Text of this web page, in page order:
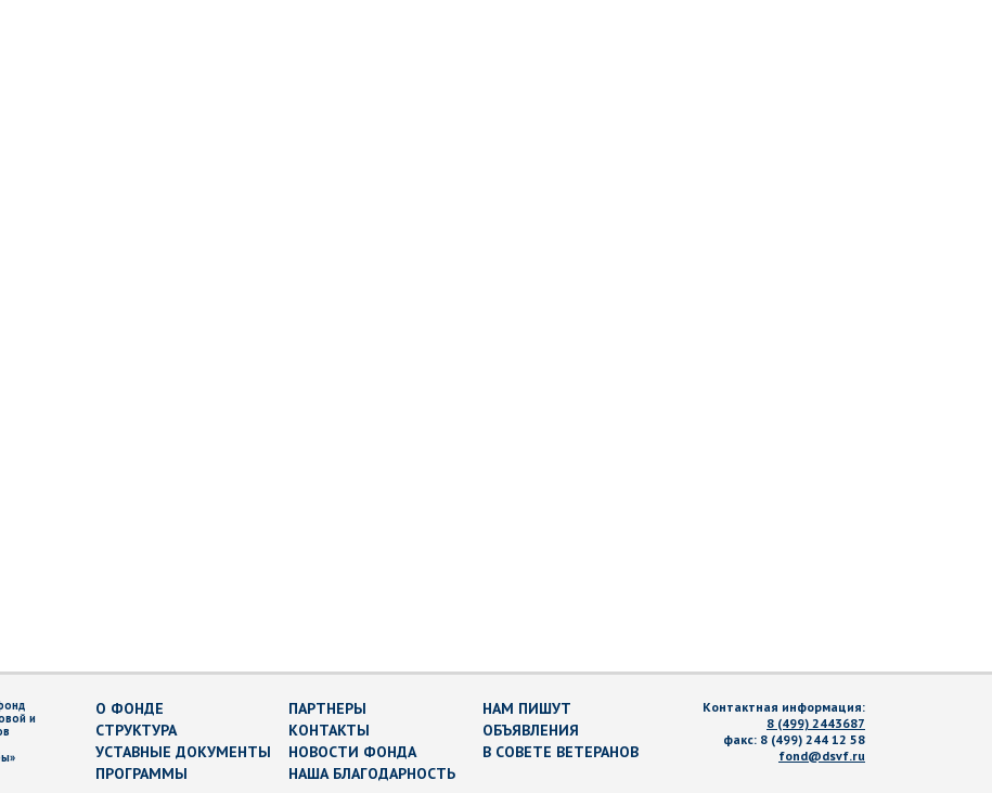
и
О ФОНДЕ
СТРУКТУРА
УСТАВНЫЕ ДОКУМЕНТЫ
ПРОГРАММЫ
ПАРТНЕРЫ
КОНТАКТЫ
НОВОСТИ ФОНДА
НАША БЛАГОДАРНОСТЬ
НАМ ПИШУТ
ОБЪЯВЛЕНИЯ
В СОВЕТЕ ВЕТЕРАНОВ
Контактная информация:
8 (499) 2443687
факс: 8 (499) 244 12 58
fond@dsvf.ru